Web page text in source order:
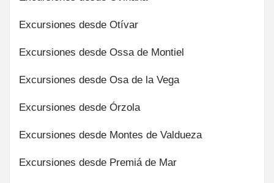
Excursiones desde Otívar
Excursiones desde Ossa de Montiel
Excursiones desde Osa de la Vega
Excursiones desde Órzola
Excursiones desde Montes de Valdueza
Excursiones desde Premiá de Mar